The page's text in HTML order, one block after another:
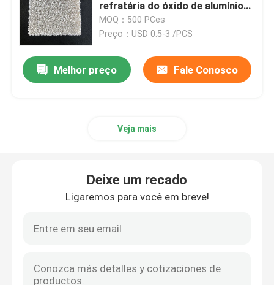
vídeos
SOBRE E.U.
Excursão da fábrica
Controle da qualidade
Peça umas citações
Alumina 95 cerâmica
refratária do óxido de alumínio
para a fundição
MOQ：500 PCes
Preço：USD 0.5-3 /PCS
Melhor preço Fale Conosco
Veja mais
Deixe um recado
Ligaremos para você em breve!